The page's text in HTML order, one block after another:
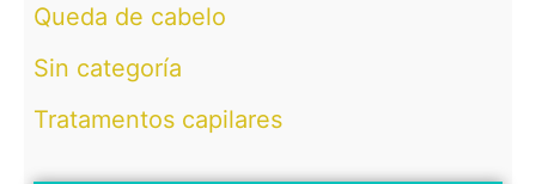
Queda de cabelo
Sin categoría
Tratamentos capilares